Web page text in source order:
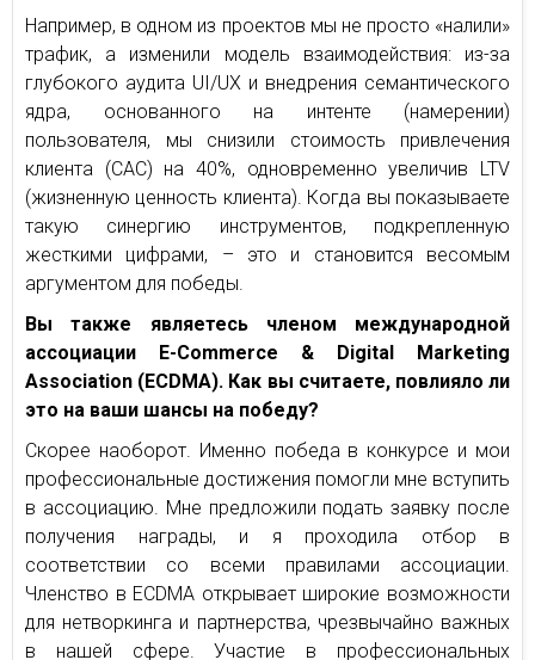
Например, в одном из проектов мы не просто «налили»
трафик, а изменили модель взаимодействия: из-за
глубокого аудита UI/UX и внедрения семантического
ядра, основанного на интенте (намерении)
пользователя, мы снизили стоимость привлечения
клиента (CAC) на 40%, одновременно увеличив LTV
(жизненную ценность клиента). Когда вы показываете
такую синергию инструментов, подкрепленную
жесткими цифрами, – это и становится весомым
аргументом для победы.
Вы также являетесь членом международной
ассоциации E-Commerce & Digital Marketing
Association (ECDMA). Как вы считаете, повлияло ли
это на ваши шансы на победу?
Скорее наоборот. Именно победа в конкурсе и мои
профессиональные достижения помогли мне вступить
в ассоциацию. Мне предложили подать заявку после
получения награды, и я проходила отбор в
соответствии со всеми правилами ассоциации.
Членство в ECDMA открывает широкие возможности
для нетворкинга и партнерства, чрезвычайно важных
в нашей сфере. Участие в профессиональных